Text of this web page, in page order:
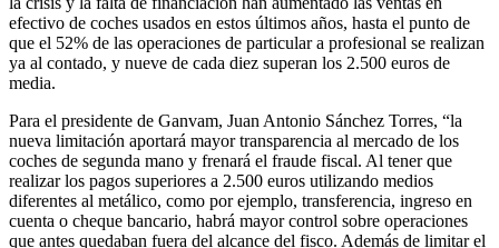
efectivo de coches usados en estos últimos años, hasta el punto de
que el 52% de las operaciones de particular a profesional se realizan
ya al contado, y nueve de cada diez superan los 2.500 euros de
media.
Para el presidente de Ganvam, Juan Antonio Sánchez Torres, “la
nueva limitación aportará mayor transparencia al mercado de los
coches de segunda mano y frenará el fraude fiscal. Al tener que
realizar los pagos superiores a 2.500 euros utilizando medios
diferentes al metálico, como por ejemplo, transferencia, ingreso en
cuenta o cheque bancario, habrá mayor control sobre operaciones
que antes quedaban fuera del alcance del fisco. Además de limitar el